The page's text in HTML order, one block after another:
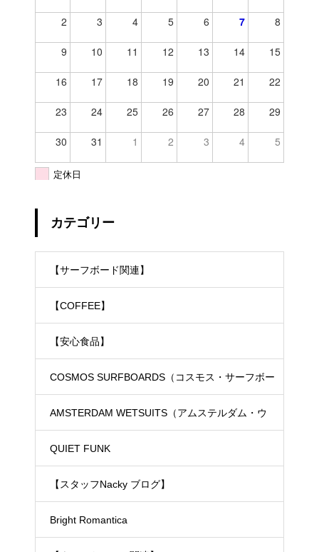
2 3 4 5 6 7 8
9 10 11 12 13 14 15
16 17 18 19 20 21 22
23 24 25 26 27 28 29
30 31 1 2 3 4 5
定休日
カテゴリー
【サーフボード関連】
【COFFEE】
【安心食品】
COSMOS SURFBOARDS（コスモス・サーフボー
ド）
AMSTERDAM WETSUITS（アムステルダム・ウ
ェットスーツ）
QUIET FUNK
【スタッフNacky ブログ】
Bright Romantica